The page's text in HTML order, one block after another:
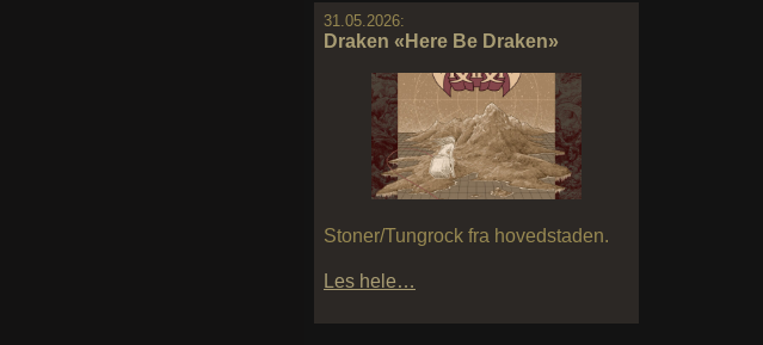
31.05.2026:
Draken «Here Be Draken»
Stoner/Tungrock fra hovedstaden.
Les hele…